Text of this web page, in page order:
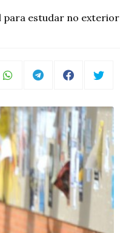
para estudar no exterior